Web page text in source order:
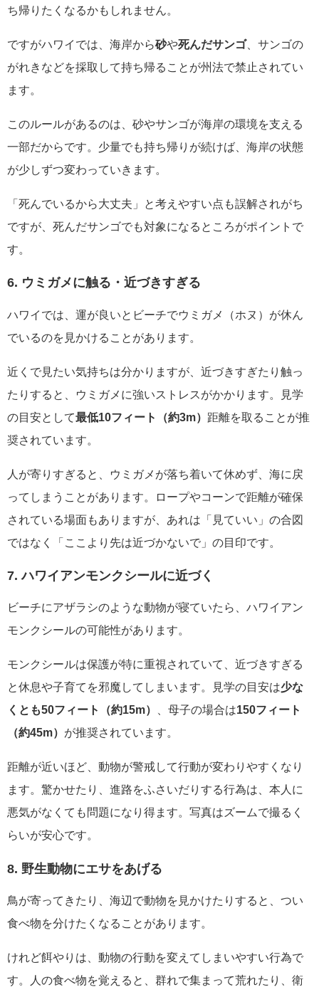
ち帰りたくなるかもしれません。
ですがハワイでは、海岸から砂や死んだサンゴ、サンゴの
がれきなどを採取して持ち帰ることが州法で禁止されてい
ます。
このルールがあるのは、砂やサンゴが海岸の環境を支える
一部だからです。少量でも持ち帰りが続けば、海岸の状態
が少しずつ変わっていきます。
「死んでいるから大丈夫」と考えやすい点も誤解されがち
ですが、死んだサンゴでも対象になるところがポイントで
す。
6. ウミガメに触る・近づきすぎる
ハワイでは、運が良いとビーチでウミガメ（ホヌ）が休ん
でいるのを見かけることがあります。
近くで見たい気持ちは分かりますが、近づきすぎたり触っ
たりすると、ウミガメに強いストレスがかかります。見学
の目安として最低10フィート（約3m） 距離を取ることが推
奨されています。
人が寄りすぎると、ウミガメが落ち着いて休めず、海に戻
ってしまうことがあります。ロープやコーンで距離が確保
されている場面もありますが、あれは「見ていい」の合図
ではなく「ここより先は近づかないで」の目印です。
7. ハワイアンモンクシールに近づく
ビーチにアザラシのような動物が寝ていたら、ハワイアン
モンクシールの可能性があります。
モンクシールは保護が特に重視されていて、近づきすぎる
と休息や子育てを邪魔してしまいます。見学の目安は少な
くとも50フィート（約15m）
、母子の場合は150フィート
（約45m） が推奨されています。
距離が近いほど、動物が警戒して行動が変わりやすくなり
ます。驚かせたり、進路をふさいだりする行為は、本人に
悪気がなくても問題になり得ます。写真はズームで撮るく
らいが安心です。
8. 野生動物にエサをあげる
鳥が寄ってきたり、海辺で動物を見かけたりすると、つい
食べ物を分けたくなることがあります。
けれど餌やりは、動物の行動を変えてしまいやすい行為で
す。人の食べ物を覚えると、群れで集まって荒れたり、衛